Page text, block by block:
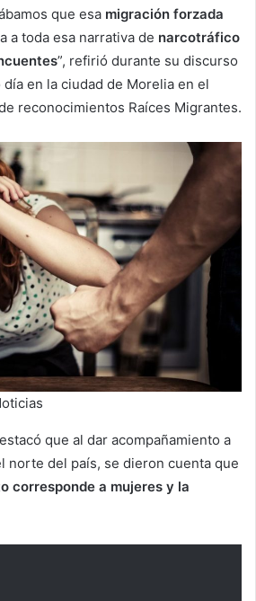
que esa migración forzada
a toda esa narrativa de narcotráfico
”, refirió durante su discurso
en la ciudad de Morelia en el
reconocimientos Raíces Migrantes.
que al dar acompañamiento a
norte del país, se dieron cuenta que
corresponde a mujeres y la